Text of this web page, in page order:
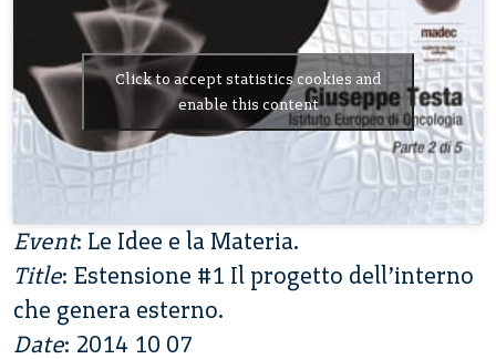
Click to accept statistics cookies and
enable this content
Event: Le Idee e la Materia.
Title: Estensione #1 Il progetto dell’interno
che genera esterno.
Date: 2014 10 07